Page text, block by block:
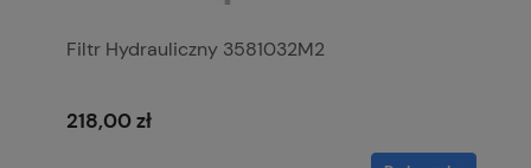
Filtr Hydrauliczny 3581032M2
218,00 zł